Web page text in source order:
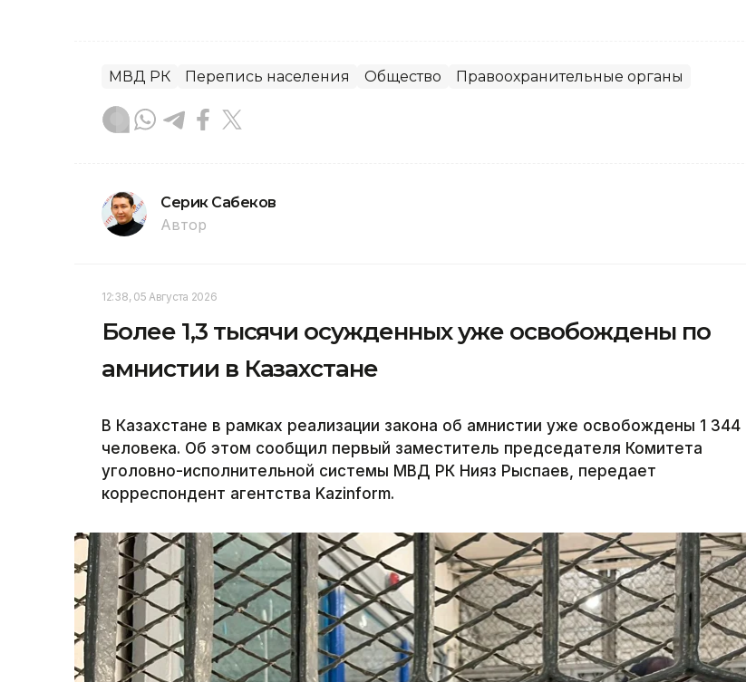
МВД РК Перепись населения Общество Правоохранительные органы
Серик Сабеков
Автор
12:38, 05 Августа 2026
Более 1,3 тысячи осужденных уже освобождены по
амнистии в Казахстане
В Казахстане в рамках реализации закона об амнистии уже освобождены 1 344
человека. Об этом сообщил первый заместитель председателя Комитета
уголовно-исполнительной системы МВД РК Нияз Рыспаев, передает
корреспондент агентства Kazinform.